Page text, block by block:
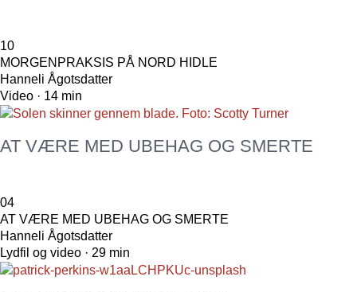
10
MORGENPRAKSIS PÅ NORD HIDLE
Hanneli Ågotsdatter
Video · 14 min
AT VÆRE MED UBEHAG OG SMERTE
04
AT VÆRE MED UBEHAG OG SMERTE
Hanneli Ågotsdatter
Lydfil og video · 29 min